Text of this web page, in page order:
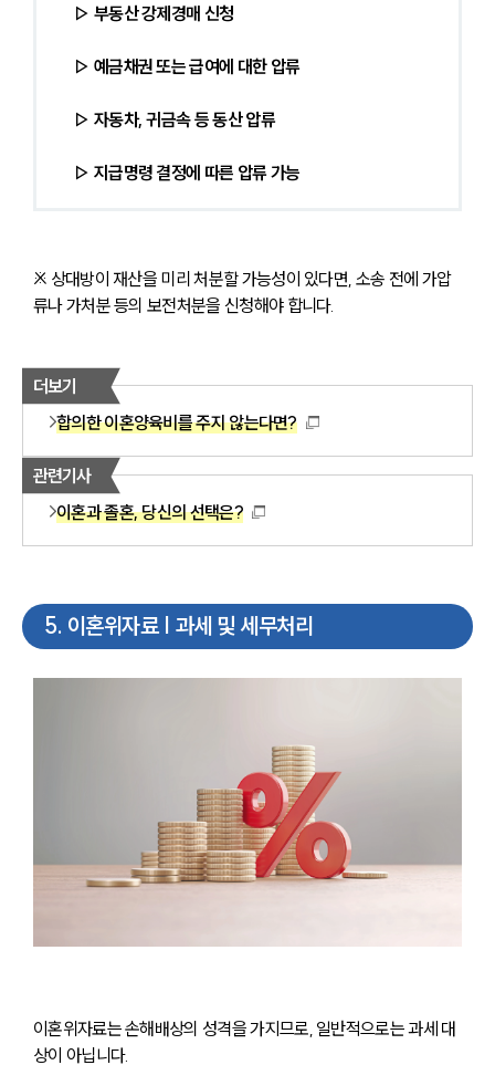
▷ 부동산 강제경매 신청
▷ 예금채권 또는 급여에 대한 압류
▷ 자동차, 귀금속 등 동산 압류
▷ 지급명령 결정에 따른 압류 가능
※ 상대방이 재산을 미리 처분할 가능성이 있다면, 소송 전에 가압
류나 가처분 등의 보전처분을 신청해야 합니다.
더보기
합의한 이혼양육비를 주지 않는다면?
관련기사
이혼과 졸혼, 당신의 선택은?
5. 이혼위자료 | 과세 및 세무처리
이혼위자료는 손해배상의 성격을 가지므로, 일반적으로는 과세 대
상이 아닙니다.